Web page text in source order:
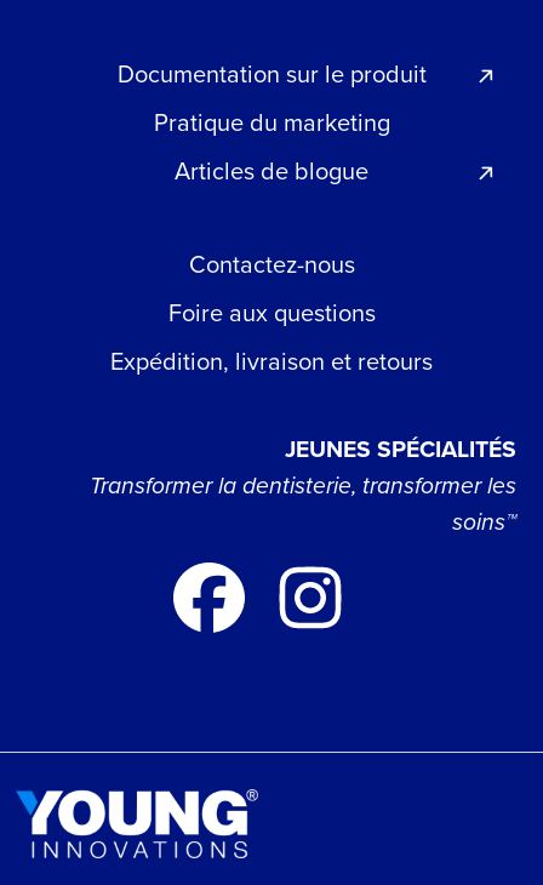
Documentation sur le produit
Pratique du marketing
Articles de blogue
Contactez-nous
Foire aux questions
Expédition, livraison et retours
JEUNES SPÉCIALITÉS
Transformer la dentisterie, transformer les
soins™